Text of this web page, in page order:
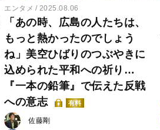
エンタメ 2025.08.06
「あの時、広島の人たちは、
もっと熱かったのでしょう
ね」美空ひばりのつぶやきに
込められた平和への祈り…
『一本の鉛筆』で伝えた反戦
への意志
有料
佐藤剛